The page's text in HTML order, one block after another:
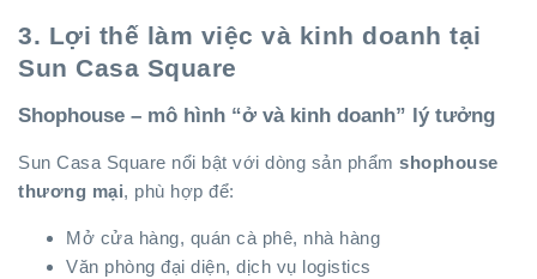
3. Lợi thế làm việc và kinh doanh tại
Sun Casa Square
Shophouse – mô hình “ở và kinh doanh” lý tưởng
Sun Casa Square nổi bật với dòng sản phẩm shophouse
thương mại, phù hợp để:
Mở cửa hàng, quán cà phê, nhà hàng
Văn phòng đại diện, dịch vụ logistics